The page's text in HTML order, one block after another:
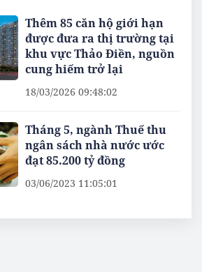
Thêm 85 căn hộ giới hạn
được đưa ra thị trường tại
khu vực Thảo Điền, nguồn
cung hiếm trở lại
18/03/2026 09:48:02
Tháng 5, ngành Thuế thu
ngân sách nhà nước ước
đạt 85.200 tỷ đồng
03/06/2023 11:05:01